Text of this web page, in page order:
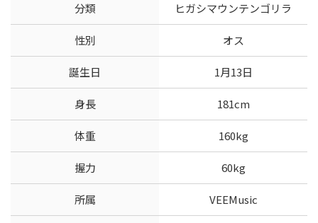
分類 ヒガシマウンテンゴリラ
性別 オス
誕生日 1月13日
身長 181cm
体重 160kg
握力 60kg
所属 VEEMusic